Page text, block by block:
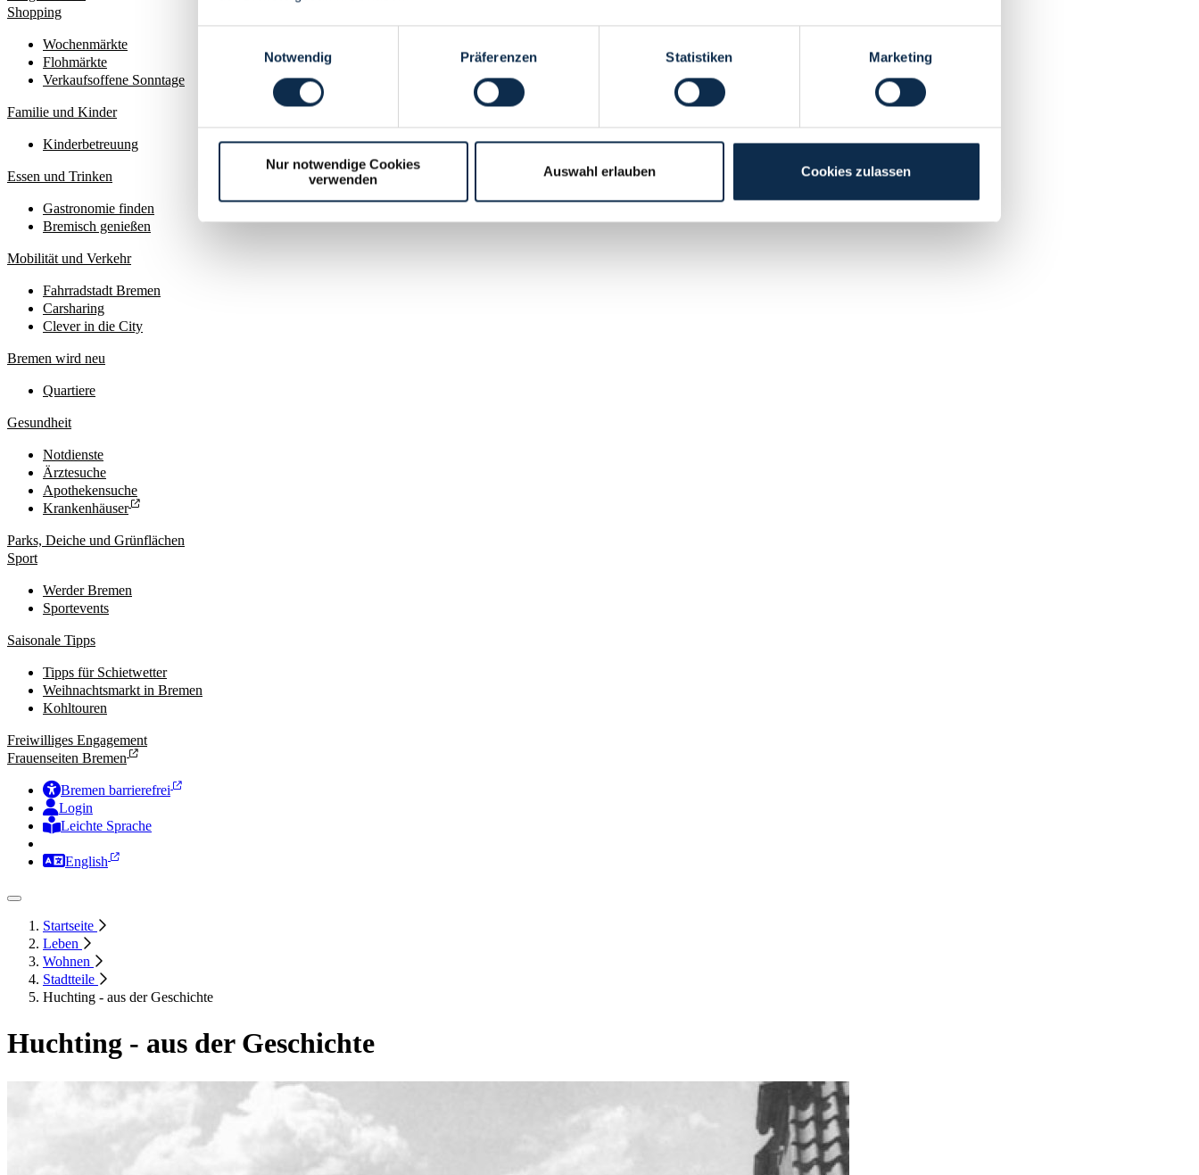
Notwendig
Präferenzen Statistiken Marketing
Nur notwendige Cookies
verwenden
Auswahl erlauben Cookies zulassen
Shopping
Wochenmärkte
Flohmärkte
Verkaufsoffene Sonntage
Familie und Kinder
Kinderbetreuung
Essen und Trinken
Gastronomie finden
Bremisch genießen
Mobilität und Verkehr
Fahrradstadt Bremen
Carsharing
Clever in die City
Bremen wird neu
Quartiere
Gesundheit
Notdienste
Ärztesuche
Apothekensuche
Krankenhäuser
Parks, Deiche und Grünflächen
Sport
Werder Bremen
Sportevents
Saisonale Tipps
Tipps für Schietwetter
Weihnachtsmarkt in Bremen
Kohltouren
Freiwilliges Engagement
Frauenseiten Bremen
Bremen barrierefrei
Login
Leichte Sprache
English
Startseite
Leben
Wohnen
Stadtteile
Huchting - aus der Geschichte
Huchting - aus der Geschichte